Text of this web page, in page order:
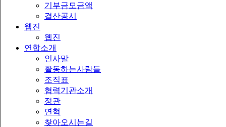
기부금모금액
결산공시
웹진
웹진
연합소개
인사말
활동하는사람들
조직표
협력기관소개
정관
연혁
찾아오시는길